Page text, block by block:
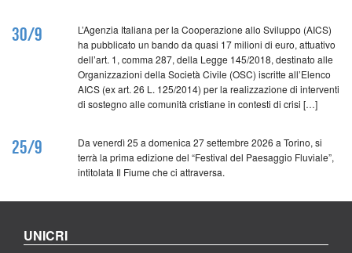
30/9
L’Agenzia Italiana per la Cooperazione allo Sviluppo (AICS)
ha pubblicato un bando da quasi 17 milioni di euro, attuativo
dell’art. 1, comma 287, della Legge 145/2018, destinato alle
Organizzazioni della Società Civile (OSC) iscritte all’Elenco
AICS (ex art. 26 L. 125/2014) per la realizzazione di interventi
di sostegno alle comunità cristiane in contesti di crisi […]
25/9
Da venerdì 25 a domenica 27 settembre 2026 a Torino, si
terrà la prima edizione del “Festival del Paesaggio Fluviale”,
intitolata Il Fiume che ci attraversa.
UNICRI